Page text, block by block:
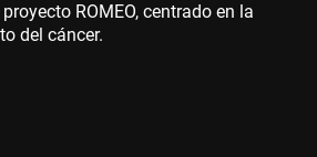
ROMEO, centrado en la
del cáncer.